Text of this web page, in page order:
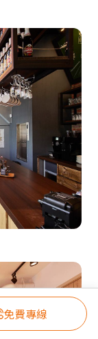
免費專線